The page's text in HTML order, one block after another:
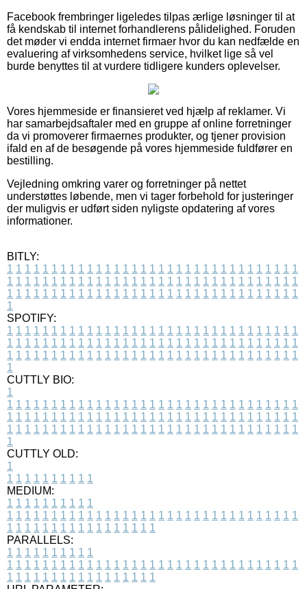
Facebook frembringer ligeledes tilpas ærlige løsninger til at
få kendskab til internet forhandlerens pålidelighed. Foruden
det møder vi endda internet firmaer hvor du kan nedfælde en
evaluering af virksomhedens service, hvilket lige så vel
burde benyttes til at vurdere tidligere kunders oplevelser.
Vores hjemmeside er finansieret ved hjælp af reklamer. Vi
har samarbejdsaftaler med en gruppe af online forretninger
da vi promoverer firmaernes produkter, og tjener provision
ifald en af de besøgende på vores hjemmeside fuldfører en
bestilling.
Vejledning omkring varer og forretninger på nettet
understøttes løbende, men vi tager forbehold for justeringer
der muligvis er udført siden nyligste opdatering af vores
informationer.
BITLY:
1 1 1 1 1 1 1 1 1 1 1 1 1 1 1 1 1 1 1 1 1 1 1 1 1 1 1 1 1 1 1 1 1
1 1 1 1 1 1 1 1 1 1 1 1 1 1 1 1 1 1 1 1 1 1 1 1 1 1 1 1 1 1 1 1 1
1 1 1 1 1 1 1 1 1 1 1 1 1 1 1 1 1 1 1 1 1 1 1 1 1 1 1 1 1 1 1 1 1
1
SPOTIFY:
1 1 1 1 1 1 1 1 1 1 1 1 1 1 1 1 1 1 1 1 1 1 1 1 1 1 1 1 1 1 1 1 1
1 1 1 1 1 1 1 1 1 1 1 1 1 1 1 1 1 1 1 1 1 1 1 1 1 1 1 1 1 1 1 1 1
1 1 1 1 1 1 1 1 1 1 1 1 1 1 1 1 1 1 1 1 1 1 1 1 1 1 1 1 1 1 1 1 1
1
CUTTLY BIO:
1
1 1 1 1 1 1 1 1 1 1 1 1 1 1 1 1 1 1 1 1 1 1 1 1 1 1 1 1 1 1 1 1 1
1 1 1 1 1 1 1 1 1 1 1 1 1 1 1 1 1 1 1 1 1 1 1 1 1 1 1 1 1 1 1 1 1
1 1 1 1 1 1 1 1 1 1 1 1 1 1 1 1 1 1 1 1 1 1 1 1 1 1 1 1 1 1 1 1 1
1
CUTTLY OLD:
1
1 1 1 1 1 1 1 1 1 1
MEDIUM:
1 1 1 1 1 1 1 1 1 1
1 1 1 1 1 1 1 1 1 1 1 1 1 1 1 1 1 1 1 1 1 1 1 1 1 1 1 1 1 1 1 1 1
1 1 1 1 1 1 1 1 1 1 1 1 1 1 1 1 1
PARALLELS:
1 1 1 1 1 1 1 1 1 1
1 1 1 1 1 1 1 1 1 1 1 1 1 1 1 1 1 1 1 1 1 1 1 1 1 1 1 1 1 1 1 1 1
1 1 1 1 1 1 1 1 1 1 1 1 1 1 1 1 1